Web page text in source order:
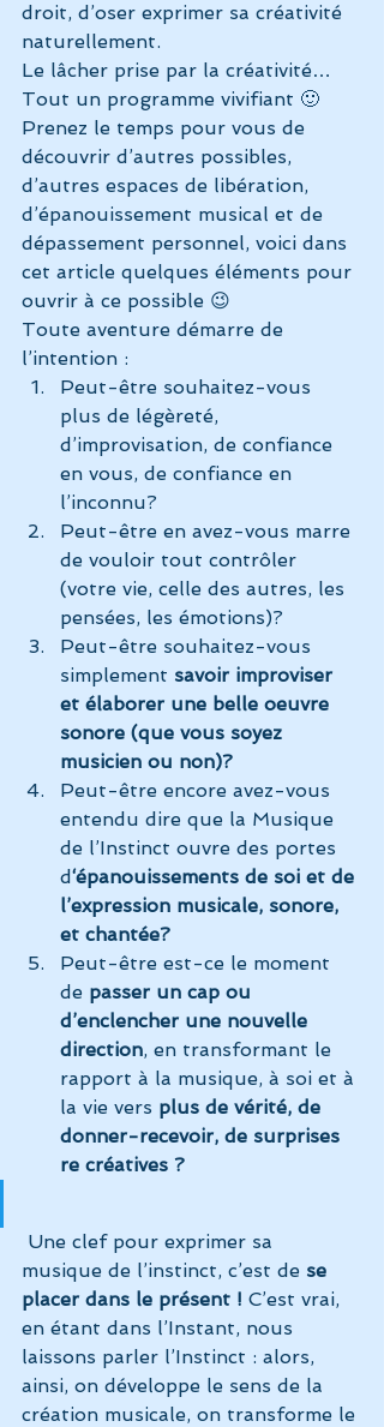
droit, d’oser exprimer sa créativité
naturellement.
Le lâcher prise par la créativité…
Tout un programme vivifiant 🙂
Prenez le temps pour vous de
découvrir d’autres possibles,
d’autres espaces de libération,
d’épanouissement musical et de
dépassement personnel, voici dans
cet article quelques éléments pour
ouvrir à ce possible 😉
Toute aventure démarre de
l’intention :
Peut-être souhaitez-vous
plus de légèreté,
d’improvisation, de confiance
en vous, de confiance en
l’inconnu?
Peut-être en avez-vous marre
de vouloir tout contrôler
(votre vie, celle des autres, les
pensées, les émotions)?
Peut-être souhaitez-vous
simplement savoir improviser
et élaborer une belle oeuvre
sonore (que vous soyez
musicien ou non)?
Peut-être encore avez-vous
entendu dire que la Musique
de l’Instinct ouvre des portes
d‘épanouissements de soi et de
l’expression musicale, sonore,
et chantée?
Peut-être est-ce le moment
de passer un cap ou
d’enclencher une nouvelle
direction, en transformant le
rapport à la musique, à soi et à
la vie vers plus de vérité, de
donner-recevoir, de surprises
re créatives ?
musique de l’instinct, c’est de se
placer dans le présent ! C’est vrai,
en étant dans l’Instant, nous
laissons parler l’Instinct : alors,
ainsi, on développe le sens de la
création musicale, on transforme le